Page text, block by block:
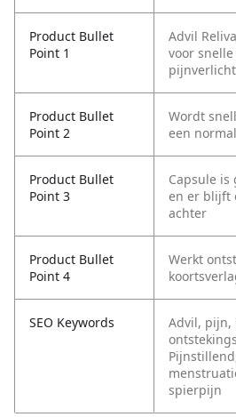
Product Bullet
Point 1
Advil
voor
Product Bullet
Point 2
Wordt
een
Product Bullet
Point 3
Capsule is
en er blijft
achter
Product Bullet
Point 4
Werkt
SEO Keywords
Advil, pijn,
spierpijn